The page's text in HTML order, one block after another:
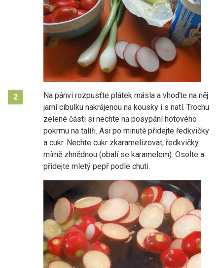
2
Na pánvi rozpusťte plátek másla a vhoďte na něj
jarní cibulku nakrájenou na kousky i s natí. Trochu
zelené části si nechte na posypání hotového
pokrmu na talíři. Asi po minutě přidejte ředkvičky
a cukr. Nechte cukr zkaramelizovat, ředkvičky
mírně zhnědnou (obalí se karamelem). Osolte a
přidejte mletý pepř podle chuti.